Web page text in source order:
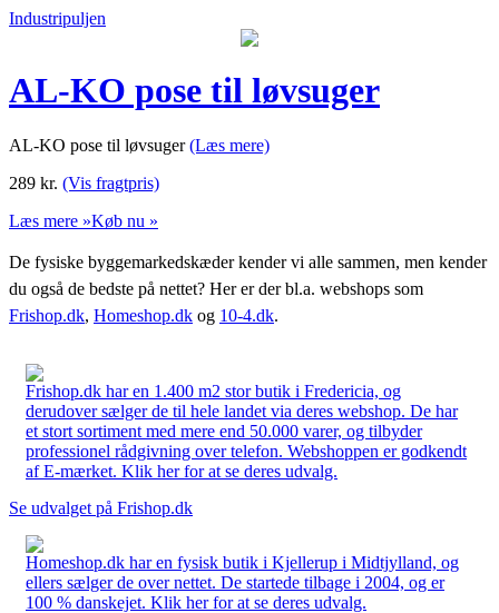
Industripuljen
AL-KO pose til løvsuger
AL-KO pose til løvsuger(Læs mere)
289 kr. (Vis fragtpris)
Læs mere »Køb nu »
De fysiske byggemarkedskæder kender vi alle sammen, men kender
du også de bedste på nettet? Her er der bl.a. webshops som
Frishop.dk, Homeshop.dk og 10-4.dk.
Frishop.dk har en 1.400 m2 stor butik i Fredericia, og
derudover sælger de til hele landet via deres webshop. De har
et stort sortiment med mere end 50.000 varer, og tilbyder
professionel rådgivning over telefon. Webshoppen er godkendt
af E-mærket. Klik her for at se deres udvalg.
Se udvalget på Frishop.dk
Homeshop.dk har en fysisk butik i Kjellerup i Midtjylland, og
ellers sælger de over nettet. De startede tilbage i 2004, og er
100 % danskejet. Klik her for at se deres udvalg.